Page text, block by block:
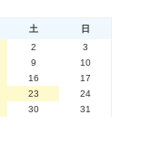
土
日
2
3
9
10
16
17
23
24
30 31